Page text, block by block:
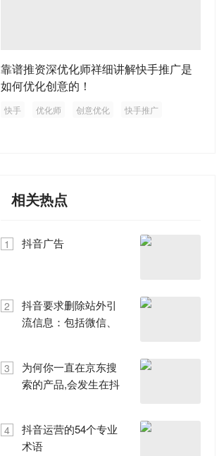
靠谱推资深优化师祥细讲解快手推广是
如何优化创意的！
快手 优化师 创意优化 快手推广
相关热点
1 抖音广告
2
抖音要求删除站外引
流信息：包括微信、
3
为何你一直在京东搜
索的产品,会发生在抖
4
抖音运营的54个专业
术语